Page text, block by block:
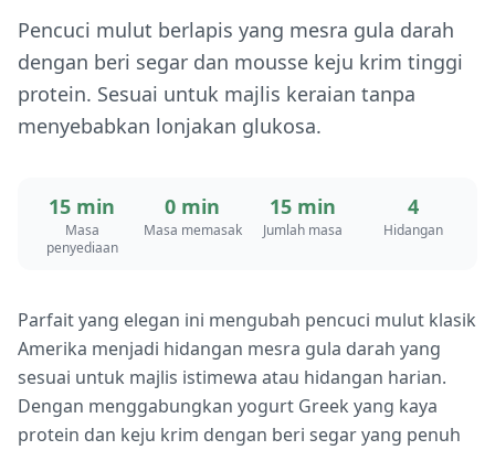
Pencuci mulut berlapis yang mesra gula darah
dengan beri segar dan mousse keju krim tinggi
protein. Sesuai untuk majlis keraian tanpa
menyebabkan lonjakan glukosa.
15 min
Masa
penyediaan
0 min
Masa memasak
15 min
Jumlah masa
4
Hidangan
Parfait yang elegan ini mengubah pencuci mulut klasik
Amerika menjadi hidangan mesra gula darah yang
sesuai untuk majlis istimewa atau hidangan harian.
Dengan menggabungkan yogurt Greek yang kaya
protein dan keju krim dengan beri segar yang penuh